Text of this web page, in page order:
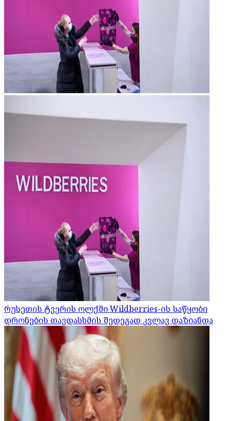
რუსეთის ტვერის ოლქში Wildberries-ის საწყობი
დრონების თავდასხმის შედეგად კვლავ დაზიანდა